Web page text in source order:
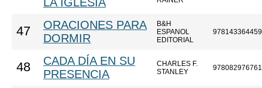
47
ORACIONES PARA
DORMIR
B&H
ESPANOL
EDITORIAL
48
CADA DÍA EN SU
PRESENCIA
CHARLES F.
STANLEY